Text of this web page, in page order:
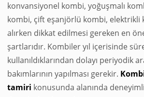
konvansiyonel kombi, yoğuşmalı
kombi, çift eşanjörlü kombi, elektrikli
alırken dikkat edilmesi gereken en
şartlarıdır. Kombiler yıl içerisinde
kullanıldıklarından dolayı periyodik
bakımlarının yapılması gerekir.
tamiri konusunda alanında